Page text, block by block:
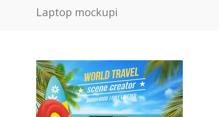
Laptop mockupi